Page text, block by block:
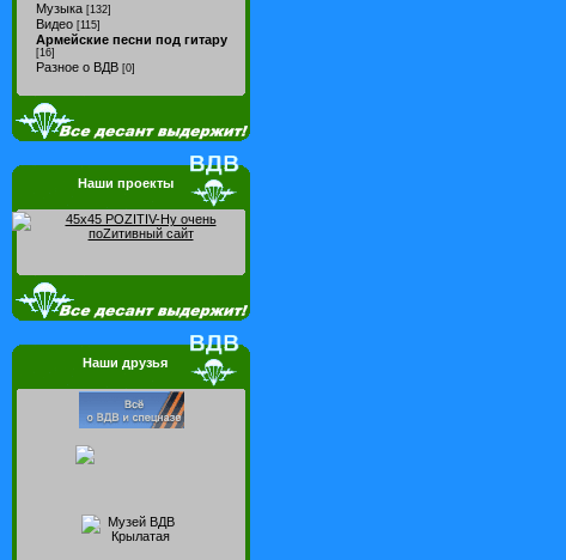
Музыка [132]
Видео [115]
Армейские песни под гитару
[16]
Разное о ВДВ [0]
Наши проекты
Наши друзья